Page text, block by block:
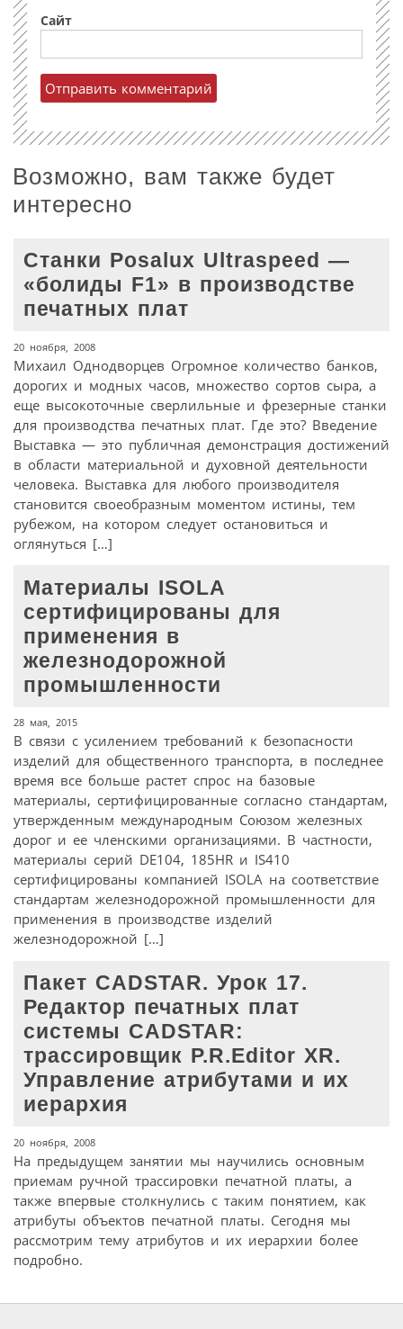
Сайт
Возможно, вам также будет
интересно
Станки Posalux Ultraspeed —
«болиды F1» в производстве
печатных плат
20 ноября, 2008
Михаил Однодворцев Огромное количество банков,
дорогих и модных часов, множество сортов сыра, а
еще высокоточные сверлильные и фрезерные станки
для производства печатных плат. Где это? Введение
Выставка — это публичная демонстрация достижений
в области материальной и духовной деятельности
человека. Выставка для любого производителя
становится своеобразным моментом истины, тем
рубежом, на котором следует остановиться и
оглянуться […]
Материалы ISOLA
сертифицированы для
применения в
железнодорожной
промышленности
28 мая, 2015
В связи с усилением требований к безопасности
изделий для общественного транспорта, в последнее
время все больше растет спрос на базовые
материалы, сертифицированные согласно стандартам,
утвержденным международным Союзом железных
дорог и ее членскими организациями. В частности,
материалы серий DE104, 185HR и IS410
сертифицированы компанией ISOLA на соответствие
стандартам железнодорожной промышленности для
применения в производстве изделий
железнодорожной […]
Пакет CADSTAR. Урок 17.
Редактор печатных плат
системы CADSTAR:
трассировщик P.R.Editor XR.
Управление атрибутами и их
иерархия
20 ноября, 2008
На предыдущем занятии мы научились основным
приемам ручной трассировки печатной платы, а
также впервые столкнулись с таким понятием, как
атрибуты объектов печатной платы. Сегодня мы
рассмотрим тему атрибутов и их иерархии более
подробно.